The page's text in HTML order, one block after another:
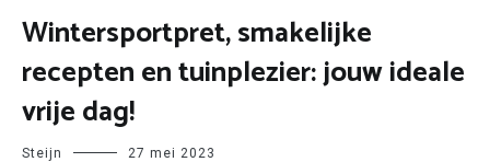
Wintersportpret, smakelijke
recepten en tuinplezier: jouw ideale
vrije dag!
Steijn 27 mei 2023